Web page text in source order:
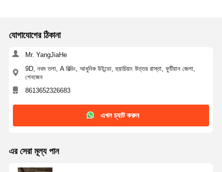
পক্ষপাত প্রতিরোধক ট্রানজিস্টর
ইএসডি সুরক্ষা ডায়োড
ডায়োড শটকি রেকটিফায়ার
MOSFET ট্রানজিস্টর
থাইরিস্টর সার্জ সুরক্ষা ডিভাইস
বাইপোলার জংশন ট্রানজিস্টর
যোগাযোগের ঠিকানা
Mr. YangJiaHe
9D, নবম তলা, A বিল্ডিং, আধুনিক উইন্ডো, হুয়াচিয়াং উত্তর রাস্তা, ফুটিয়ান জেলা,
শেনজেন
8613652326683
এখন চ্যাট করুন
এর সেরা মূল্য পান